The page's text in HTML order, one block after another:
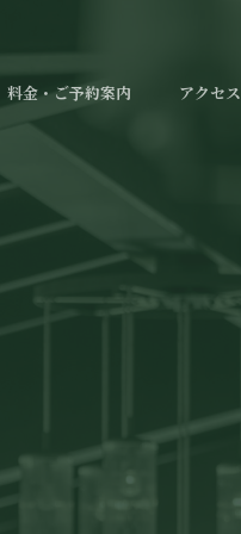
料金・ご予約案内 アクセス